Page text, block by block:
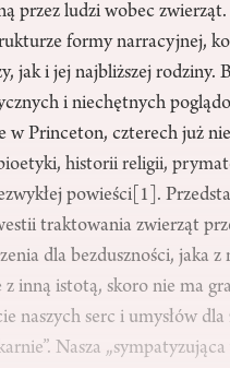
przez ludzi wobec zwierząt.
formy narracyjnej,
jak i jej najbliższej rodziny.
i niechętnych
w Princeton, czterech już
historii religii,
powieści [1] .
traktowania zwierząt
dla bezduszności, jaka z
inną istotą, skoro nie ma
naszych serc i umysłów
Nasza